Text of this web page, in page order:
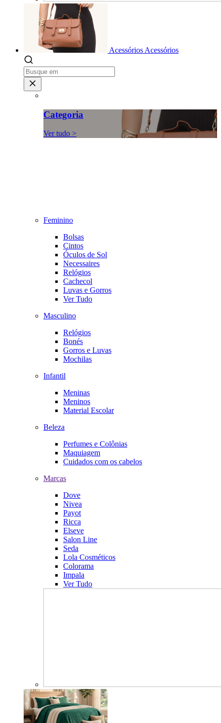
Acessórios Acessórios
Categoria
Ver tudo >
Feminino
Bolsas
Cintos
Óculos de Sol
Necessaires
Relógios
Cachecol
Luvas e Gorros
Ver Tudo
Masculino
Relógios
Bonés
Gorros e Luvas
Mochilas
Infantil
Meninas
Meninos
Material Escolar
Beleza
Perfumes e Colônias
Maquiagem
Cuidados com os cabelos
Marcas
Dove
Nivea
Payot
Ricca
Elseve
Salon Line
Seda
Lola Cosméticos
Colorama
Impala
Ver Tudo